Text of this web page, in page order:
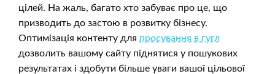
цілей. На жаль, багато хто забуває про це, що
призводить до застою в розвитку бізнесу.
Оптимізація контенту для просування в гугл
дозволить вашому сайту піднятися у пошукових
результатах і здобути більше уваги вашої цільової